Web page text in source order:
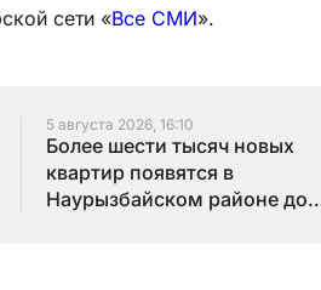
сети «Все СМИ».
5 августа 2026, 16:10
Более шести тысяч новых
квартир появятся в
Наурызбайском районе до